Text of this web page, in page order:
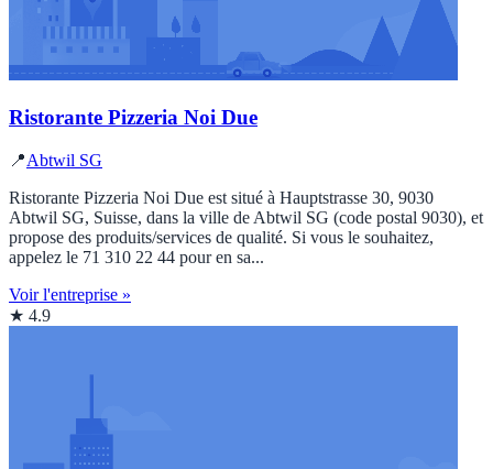
Ristorante Pizzeria Noi Due
📍Abtwil SG
Ristorante Pizzeria Noi Due est situé à Hauptstrasse 30, 9030
Abtwil SG, Suisse, dans la ville de Abtwil SG (code postal 9030), et
propose des produits/services de qualité. Si vous le souhaitez,
appelez le 71 310 22 44 pour en sa...
Voir l'entreprise »
★ 4.9